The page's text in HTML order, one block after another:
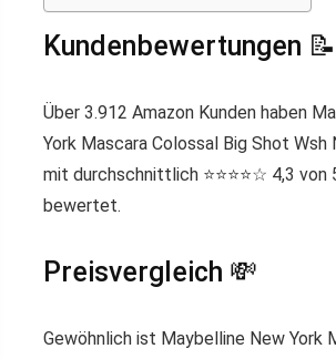
Kundenbewertungen 📝
Über 3.912 Amazon Kunden haben
York Mascara Colossal Big Shot Wsh
mit durchschnittlich ⭐️⭐️⭐️⭐️☆ 4,3 von
bewertet.
Preisvergleich 💸
Gewöhnlich ist Maybelline New York